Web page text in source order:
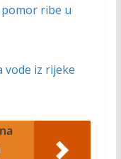
ribe u
vode iz rijeke